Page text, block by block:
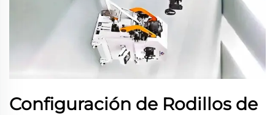
Configuración de Rodillos de